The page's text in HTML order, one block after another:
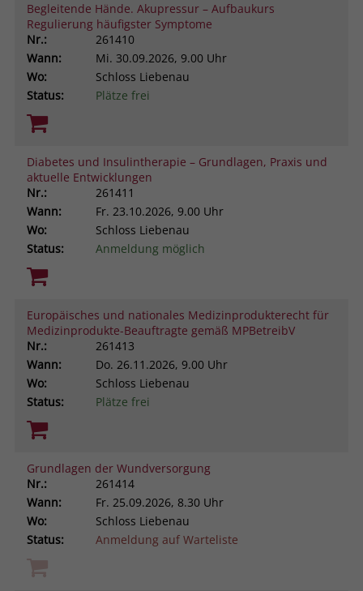
Begleitende Hände. Akupressur – Aufbaukurs
Regulierung häufigster Symptome
Nr.:
261410
Wann:
Mi. 30.09.2026, 9.00 Uhr
Wo:
Schloss Liebenau
Status:
Plätze frei
Diabetes und Insulintherapie – Grundlagen, Praxis und
aktuelle Entwicklungen
Nr.:
261411
Wann:
Fr. 23.10.2026, 9.00 Uhr
Wo:
Schloss Liebenau
Status:
Anmeldung möglich
Europäisches und nationales Medizinprodukterecht für
Medizinprodukte-Beauftragte gemäß MPBetreibV
Nr.:
261413
Wann:
Do. 26.11.2026, 9.00 Uhr
Wo:
Schloss Liebenau
Status:
Plätze frei
Grundlagen der Wundversorgung
Nr.:
261414
Wann:
Fr. 25.09.2026, 8.30 Uhr
Wo:
Schloss Liebenau
Status:
Anmeldung auf Warteliste